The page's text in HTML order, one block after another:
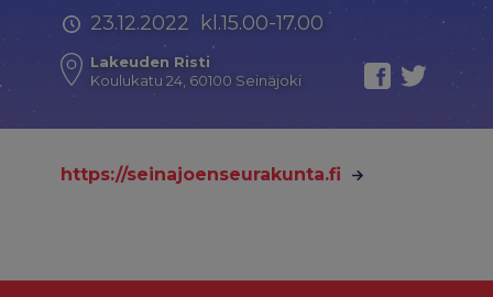
23.12.2022 kl.15.00-17.00
Lakeuden Risti
Koulukatu 24, 60100 Seinäjoki
https://seinajoenseurakunta.fi